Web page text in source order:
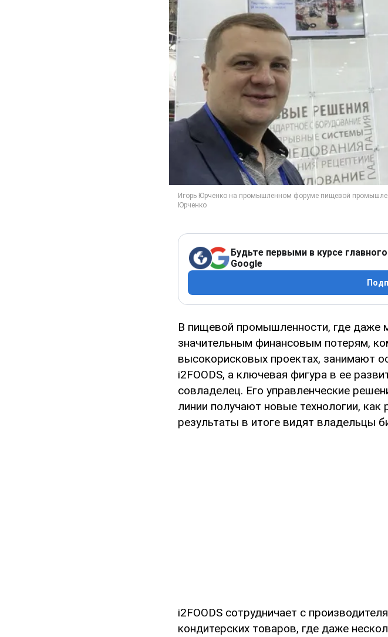
Будьте первыми в курсе
Google
В пищевой промышленности, где даже
значительным финансовым потерям,
высокорисковых проектах, занимают
i2FOODS, а ключевая фигура в ее
совладелец. Его управленческие
линии получают новые технологии,
результаты в итоге видят владельцы
i2FOODS сотрудничает с
кондитерских товаров, где даже